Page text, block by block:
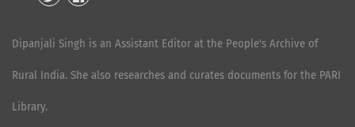
Dipanjali Singh is an Assistant Editor at the People's Archive of
Rural India. She also researches and curates documents for the PARI
Library.